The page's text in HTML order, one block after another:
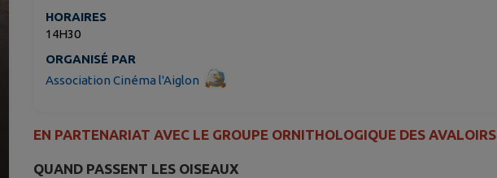
HORAIRES
14H30
ORGANISÉ PAR
Association Cinéma l'Aiglon
EN PARTENARIAT AVEC LE GROUPE ORNITHOLOGIQUE DES AVALOIRS
QUAND PASSENT LES OISEAUX